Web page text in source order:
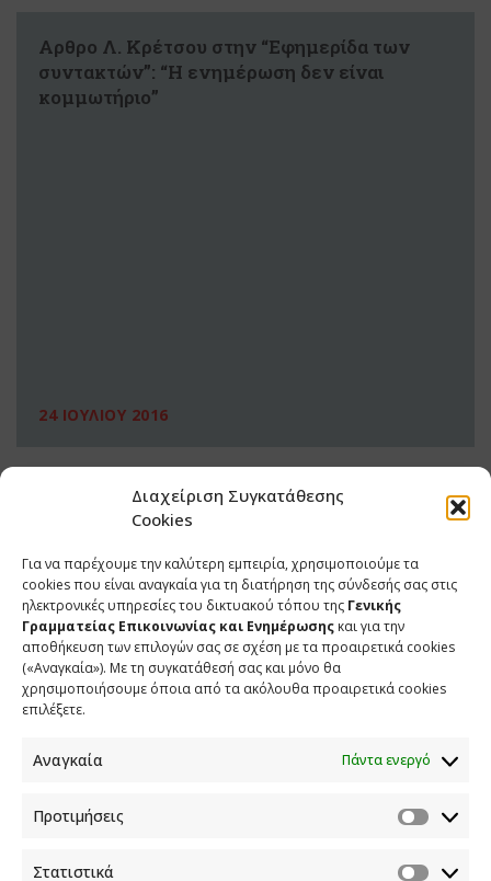
Διαχείριση Συγκατάθεσης
Cookies
Για να παρέχουμε την καλύτερη εμπειρία, χρησιμοποιούμε τα
cookies που είναι αναγκαία για τη διατήρηση της σύνδεσής σας στις
ηλεκτρονικές υπηρεσίες του δικτυακού τόπου της Γενικής
Γραμματείας Επικοινωνίας και Ενημέρωσης και για την
αποθήκευση των επιλογών σας σε σχέση με τα προαιρετικά cookies
(«Αναγκαία»). Με τη συγκατάθεσή σας και μόνο θα
χρησιμοποιήσουμε όποια από τα ακόλουθα προαιρετικά cookies
επιλέξετε.
Αναγκαία Πάντα ενεργό
Προτιμήσεις
Στατιστικά
Αρθρο Λ. Κρέτσου στην “Εφημερίδα των
συντακτών”: “Η ενημέρωση δεν είναι
κομμωτήριο”
24 ΙΟΥΛΙΟΥ 2016
ΕΠΙΚΟΙΝΩΝΙΑ
Φραγκούδη 11 & Αλεξάνδρου Πάντου
info.media@media.gov.gr